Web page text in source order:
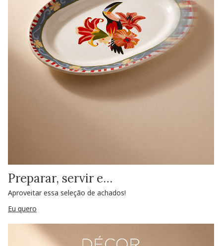
Preparar, servir e…
Aproveitar essa seleção de achados!
Eu quero